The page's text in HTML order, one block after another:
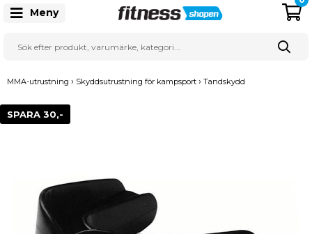
Meny
MMA-utrustning › Skyddsutrustning för kampsport › Tandskydd
SPARA 30,-